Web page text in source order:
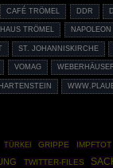
CAFÉ TRÖMEL DDR
TRÖMEL NAPOLEON
ST. JOHANNISKIRCHE
VOMAG
TÜRKEI GRIPPE IMPFTOT
TWITTER-FILES